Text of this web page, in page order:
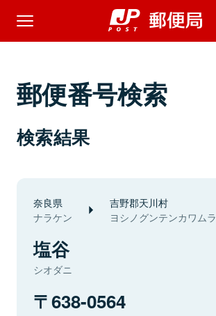
郵便番号検索
検索結果
奈良県
ナラケン
吉野郡天川村
ヨシノグンテンカワムラ
塩谷
シオダニ
638-0564